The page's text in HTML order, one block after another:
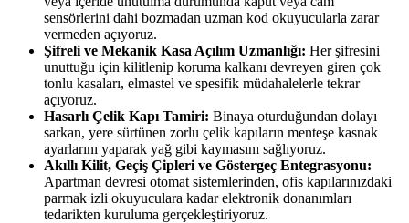
sensörlerini dahi bozmadan uzman kod okuyucularla zarar
vermeden açıyoruz.
Şifreli ve Mekanik Kasa Açılım Uzmanlığı: Her şifresini
unuttuğu için kilitlenip koruma kalkanı devreyen giren çok
tonlu kasaları, elmastel ve spesifik müdahalelerle tekrar
açıyoruz.
Hasarlı Çelik Kapı Tamiri: Binaya oturduğundan dolayı
sarkan, yere sürtünen zorlu çelik kapıların menteşe kasnak
ayarlarını yaparak yağ gibi kaymasını sağlıyoruz.
Akıllı Kilit, Geçiş Çipleri ve Göstergeç Entegrasyonu:
Apartman devresi otomat sistemlerinden, ofis kapılarınızdaki
parmak izli okuyuculara kadar elektronik donanımları
tedarikten kuruluma gerçekleştiriyoruz.